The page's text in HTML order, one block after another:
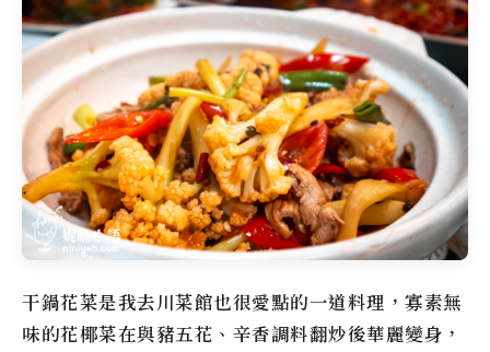
干鍋花菜是我去川菜館也很愛點的一道料理，寡素無
味的花椰菜在與豬五花、辛香調料翻炒後華麗變身，